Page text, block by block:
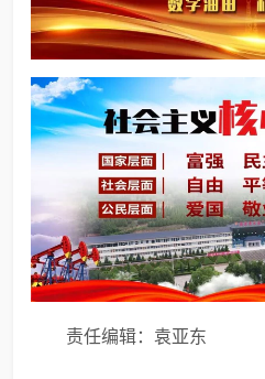
责任编辑：袁亚东